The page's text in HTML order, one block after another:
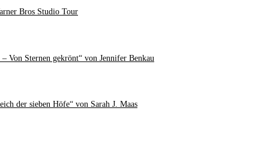
Bros Studio Tour
Von Sternen gekrönt“ von Jennifer Benkau
der sieben Höfe“ von Sarah J. Maas